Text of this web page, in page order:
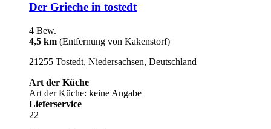
Der Grieche in tostedt
4 Bew.
4,5 km (Entfernung von Kakenstorf)
21255 Tostedt, Niedersachsen, Deutschland
Art der Küche
Art der Küche: keine Angabe
Lieferservice
22